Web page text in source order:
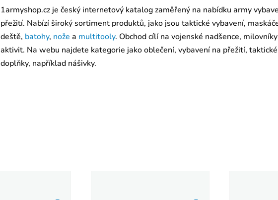
1armyshop.cz je český internetový katalog zaměřený na nabídku army
přežití. Nabízí široký sortiment produktů, jako jsou taktické vybavení,
deště, batohy, nože a multitooly. Obchod cílí na vojenské nadšence,
aktivit. Na webu najdete kategorie jako oblečení, vybavení na přežití,
doplňky, například nášivky.